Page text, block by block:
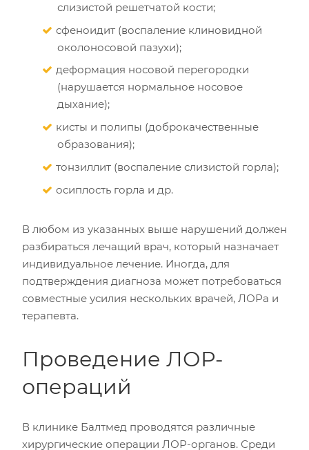
слизистой решетчатой кости;
сфеноидит (воспаление клиновидной
околоносовой пазухи);
деформация носовой перегородки
(нарушается нормальное носовое
дыхание);
кисты и полипы (доброкачественные
образования);
тонзиллит (воспаление слизистой горла);
осиплость горла и др.
В любом из указанных выше нарушений должен
разбираться лечащий врач, который назначает
индивидуальное лечение. Иногда, для
подтверждения диагноза может потребоваться
совместные усилия нескольких врачей, ЛОРа и
терапевта.
Проведение ЛОР-
операций
В клинике Балтмед проводятся различные
хирургические операции ЛОР-органов. Среди